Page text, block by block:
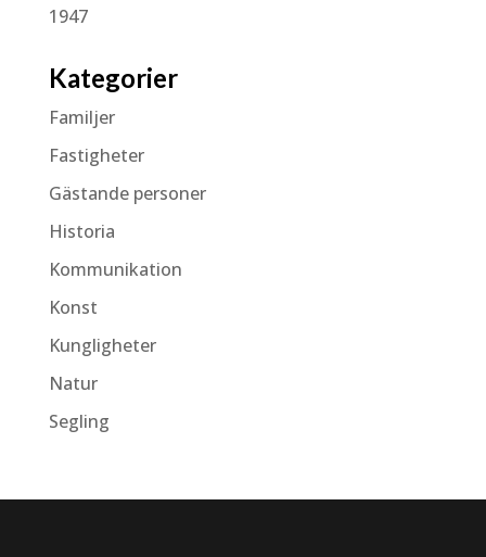
1947
Kategorier
Familjer
Fastigheter
Gästande personer
Historia
Kommunikation
Konst
Kungligheter
Natur
Segling